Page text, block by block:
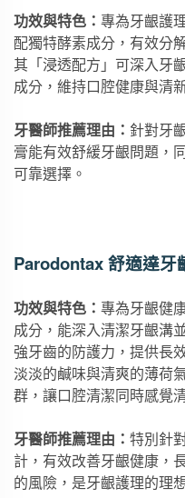
功效與特色： 專為牙齦護
配獨特酵素成分，有效分
其「浸透配方」可深入牙
成分，維持口腔健康與清
牙醫師推薦理由： 針對牙
膏能有效舒緩牙齦問題，
可靠選擇。
Parodontax 舒適達牙
功效與特色： 專為牙齦健
成分，能深入清潔牙齦溝
強牙齒的防護力，提供長
淡淡的鹹味與清爽的薄荷
群，讓口腔清潔同時感覺
牙醫師推薦理由： 特別針
計，有效改善牙齦健康，
的風險，是牙齦護理的理